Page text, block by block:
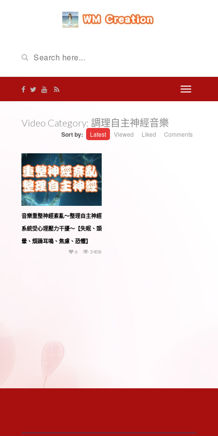
Video Category: 調理自主神經音樂
Sort by: Latest Viewed Liked Comments
音樂重整神經紊亂〜整理自主神經
系統受心理壓力干擾〜【失眠、頭
暈、煩躁耳鳴、焦慮、恐懼】
3408
6